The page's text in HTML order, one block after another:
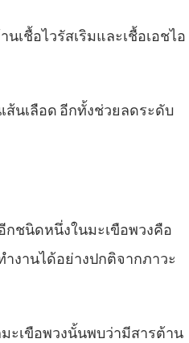
ชื้อไวรัสเริมและเชื้อเอชไอ
นเลือด อีกทั้งช่วยลดระดับ
ชนิดหนึ่งในมะเขือพวงคือ
งานได้อย่างปกติจากภาวะ
ะเขือพวงนั้นพบว่ามีสารต้าน